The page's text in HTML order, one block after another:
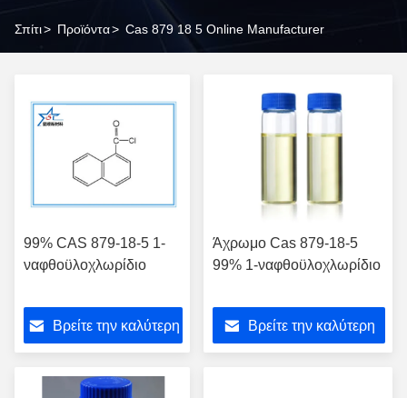
Σπίτι> Προϊόντα> Cas 879 18 5 Online Manufacturer
99% CAS 879-18-5 1-
ναφθοϋλοχλωρίδιο
Βρείτε την καλύτερη
Άχρωμο Cas 879-18-5
99% 1-ναφθοϋλοχλωρίδιο
Βρείτε την καλύτερη